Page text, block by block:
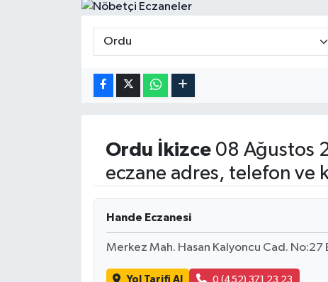
Ordu İkizce08 Ağustos
eczane adres, telefon ve
Hande Eczanesi
Merkez Mah. Hasan Kalyoncu Cad. No:27
Yol Tarifi Al 0 (452) 371 23 23